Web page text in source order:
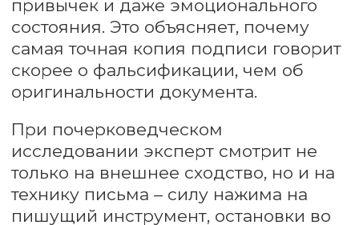
которые не связаны с психологическими
аспектами личности.
Его задача — установить подлинность
документов, выявить подделки или
определить, кто является автором того
или иного рукописного текста.
Оставить заявку